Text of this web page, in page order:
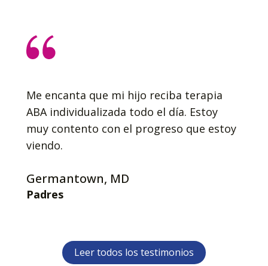
Me encanta que mi hijo reciba terapia
ABA individualizada todo el día. Estoy
muy contento con el progreso que estoy
viendo.
Germantown, MD
Padres
Leer todos los testimonios